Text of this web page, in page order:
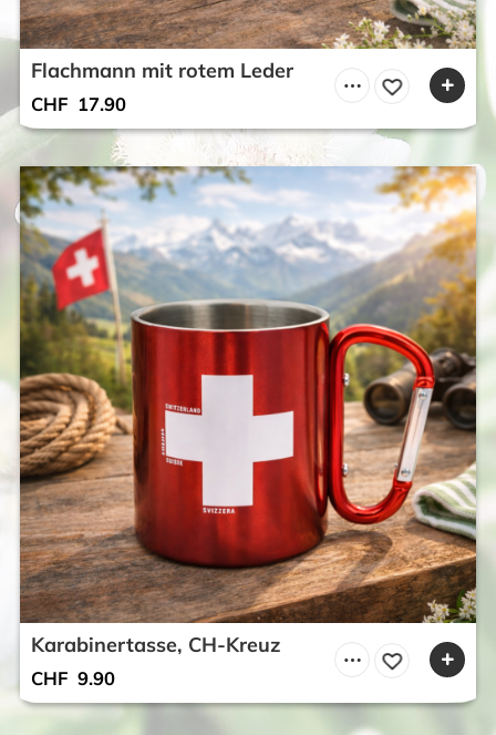
Flachmann mit rotem Leder
CHF 17.90
Karabinertasse, CH-Kreuz
CHF 9.90